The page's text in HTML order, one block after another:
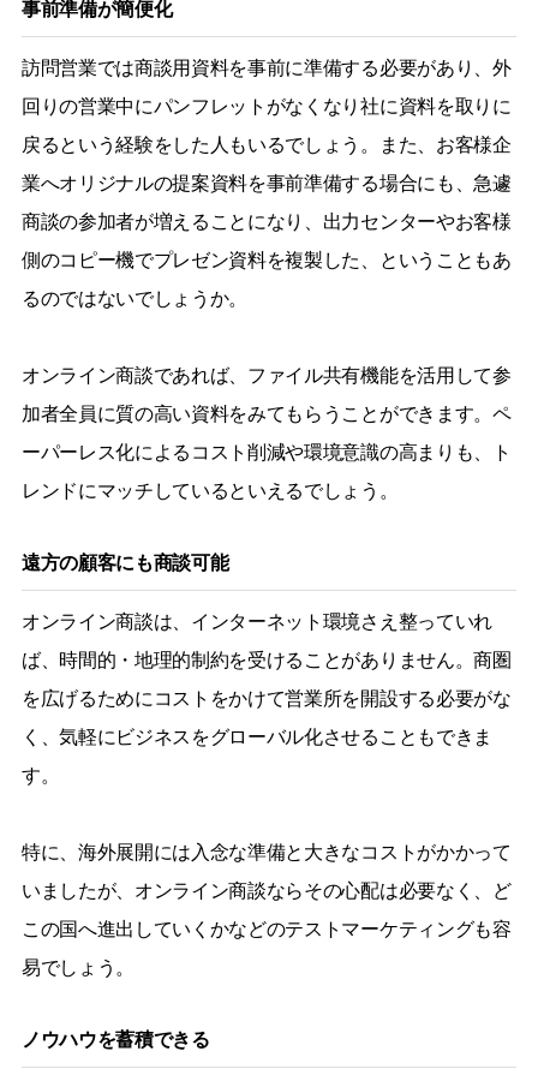
事前準備が簡便化
訪問営業では商談用資料を事前に準備する必要があり、外
回りの営業中にパンフレットがなくなり社に資料を取りに
戻るという経験をした人もいるでしょう。また、お客様企
業へオリジナルの提案資料を事前準備する場合にも、急遽
商談の参加者が増えることになり、出力センターやお客様
側のコピー機でプレゼン資料を複製した、ということもあ
るのではないでしょうか。
オンライン商談であれば、ファイル共有機能を活用して参
加者全員に質の高い資料をみてもらうことができます。ペ
ーパーレス化によるコスト削減や環境意識の高まりも、ト
レンドにマッチしているといえるでしょう。
遠方の顧客にも商談可能
オンライン商談は、インターネット環境さえ整っていれ
ば、時間的・地理的制約を受けることがありません。商圏
を広げるためにコストをかけて営業所を開設する必要がな
く、気軽にビジネスをグローバル化させることもできま
す。
特に、海外展開には入念な準備と大きなコストがかかって
いましたが、オンライン商談ならその心配は必要なく、ど
この国へ進出していくかなどのテストマーケティングも容
易でしょう。
ノウハウを蓄積できる